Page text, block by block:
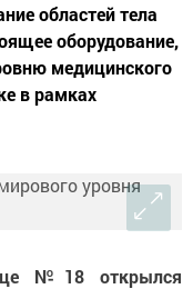
областей тела
оборудование,
медицинского
в рамках
№18 открылся